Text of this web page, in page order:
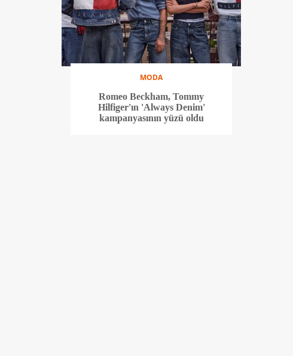
MODA
Romeo Beckham, Tommy
Hilfiger'ın 'Always Denim'
kampanyasının yüzü oldu